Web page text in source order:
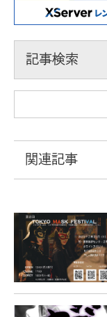
記事検索
関連記事